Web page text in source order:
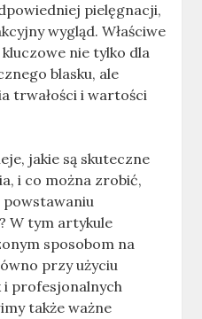
pielęgnacji,
wygląd. Właściwe
nie tylko dla
blasku, ale
trwałości i wartości
jakie są skuteczne
i co można zrobić,
powstawaniu
W tym artykule
sposobom na
przy użyciu
i profesjonalnych
także ważne